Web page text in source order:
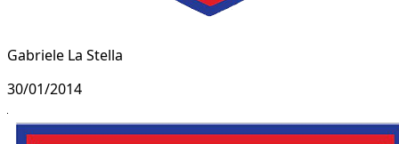
Gabriele La Stella
30/01/2014